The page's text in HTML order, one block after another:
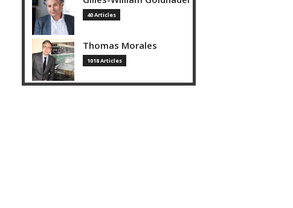
40 Articles
Thomas Morales
1018 Articles